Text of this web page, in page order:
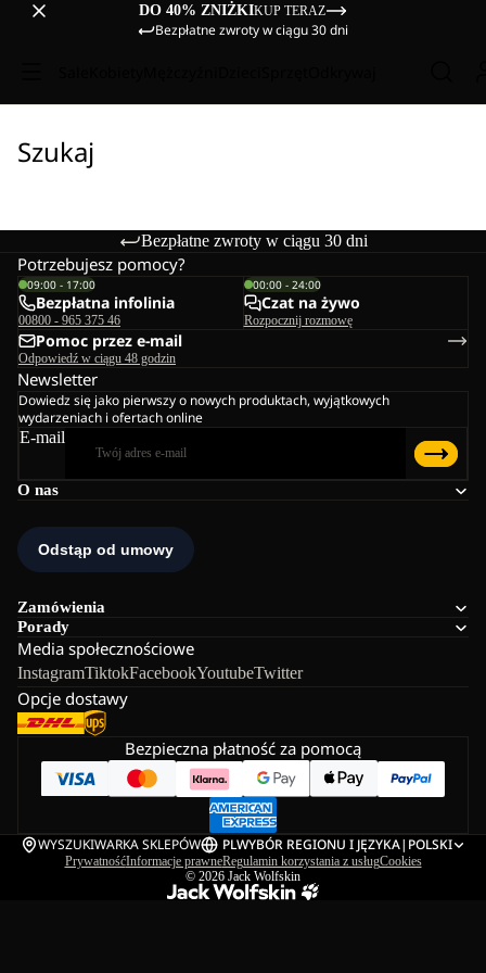
DO 40% ZNIŻKIKUP TERAZ
Bezpłatne zwroty w ciągu 30 dni
Szukaj
Bezpłatne zwroty w ciągu 30 dni
O nas
Zamówienia
Porady
Media społecznościowe
InstagramTiktokFacebookYoutubeTwitter
Opcje dostawy
Potrzebujesz pomocy?
09:00 - 17:00
Bezpłatna infolinia
00800 - 965 375 46
00:00 - 24:00
Czat na żywo
Rozpocznij rozmowę
Pomoc przez e-mail
Odpowiedź w ciągu 48 godzin
Newsletter
Dowiedz się jako pierwszy o nowych produktach, wyjątkowych
wydarzeniach i ofertach online
E-mail
Bezpieczna płatność za pomocą
WYSZUKIWARKA SKLEPÓW PLWYBÓR REGIONU I JĘZYKA| POLSKI
PrywatnośćInformacje prawneRegulamin korzystania z usługCookies
© 2026 Jack Wolfskin